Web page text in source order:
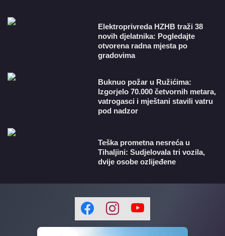
​Elektroprivreda HZHB traži 38
novih djelatnika: Pogledajte
otvorena radna mjesta po
gradovima
Buknuo požar u Ružićima:
Izgorjelo 70.000 četvornih metara,
vatrogasci i mještani stavili vatru
pod nadzor
Teška prometna nesreća u
Tihaljini: Sudjelovala tri vozila,
dvije osobe ozlijeđene